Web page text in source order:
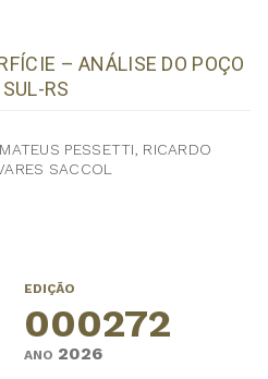
– ANÁLISE DO POÇO
RS
PESSETTI, RICARDO
SACCOL
EDIÇÃO
000272
ANO 2026